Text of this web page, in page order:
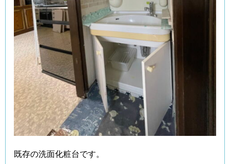
既存の洗面化粧台です。